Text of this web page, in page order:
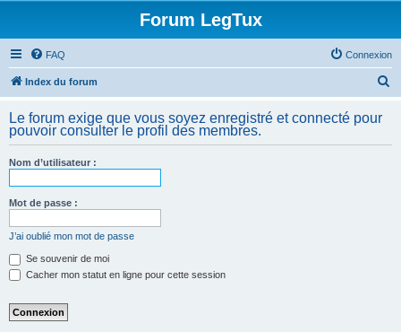
Forum LegTux
FAQ Connexion
Index du forum
h
Le forum exige que vous soyez enregistré et connecté pour
pouvoir consulter le profil des membres.
Nom d’utilisateur :
Mot de passe :
J’ai oublié mon mot de passe
Se souvenir de moi
Cacher mon statut en ligne pour cette session